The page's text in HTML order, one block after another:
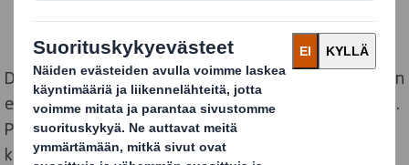
DS Smith työllistää kesän aikana Suomessa tehtaillaan
erilaisissa tehtävissä noin 40 nuorta ja nuorta aikuista.
Pisimmillään kesän ajan työsuhteet kestävät useita
kuukausia, lyhimmillään joukossamme viivähtävät alle